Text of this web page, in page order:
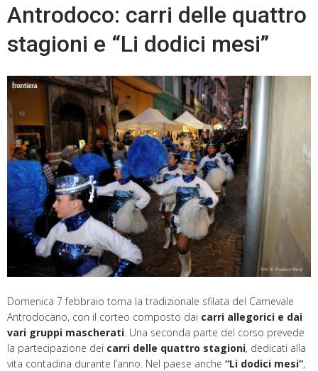
Antrodoco: carri delle quattro
stagioni e “Li dodici mesi”
Domenica 7 febbraio torna la tradizionale sfilata del Carnevale
Antrodocano, con il corteo composto dai carri allegorici e dai
vari gruppi mascherati. Una seconda parte del corso prevede
la partecipazione dei carri delle quattro stagioni, dedicati alla
vita contadina durante l’anno. Nel paese anche “Li dodici mesi”,